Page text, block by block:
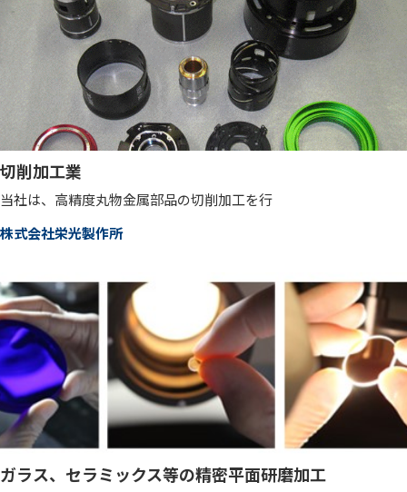
切削加工業
当社は、高精度丸物金属部品の切削加工を行
株式会社栄光製作所
ガラス、セラミックス等の精密平面研磨加工